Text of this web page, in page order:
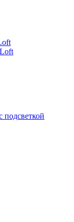
подсветкой